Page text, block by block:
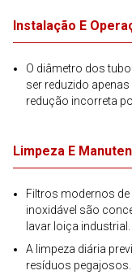
Instalação E
O diâmetro dos
ser reduzido
redução incorreta
Limpeza E
Filtros modernos
inoxidável são
lavar loiça industrial.
A limpeza diária
resíduos pegajosos.